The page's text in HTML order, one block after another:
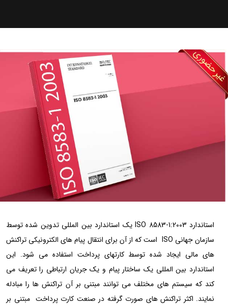
استاندارد ISO 8583-1:2003 یک استاندارد بین المللی تدوین شده توسط
سازمان جهانی ISO است که از آن برای انتقال پیام های الکترونیکی تراکنش
های مالی ایجاد شده توسط کارتهای پرداخت استفاده می شود. این
استاندارد بین المللی یک ساختار پیام و یک جریان ارتباطی را تعریف می
کند که سیستم های مختلف می توانند مبتنی بر آن تراکنش ها را مبادله
نمایند. اکثر تراکنش های صورت گرفته در صنعت کارت پرداخت مبتنی بر